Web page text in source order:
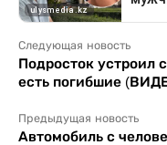
Следующая новость
Подросток устроил
есть погибшие
Предыдущая новость
Автомобиль с